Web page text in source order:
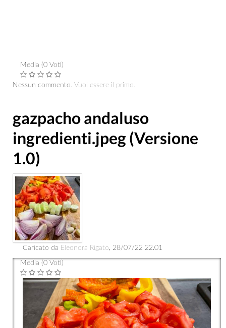
Media (0 Voti)
Nessun commento. Vuoi essere il primo.
gazpacho andaluso
ingredienti.jpeg (Versione
1.0)
Caricato da Eleonora Rigato, 28/07/22 22.01
Media (0 Voti)